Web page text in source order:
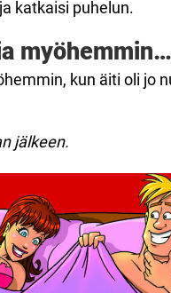
katkaisi puhelun.
myöhemmin…
kun äiti oli jo
jälkeen.